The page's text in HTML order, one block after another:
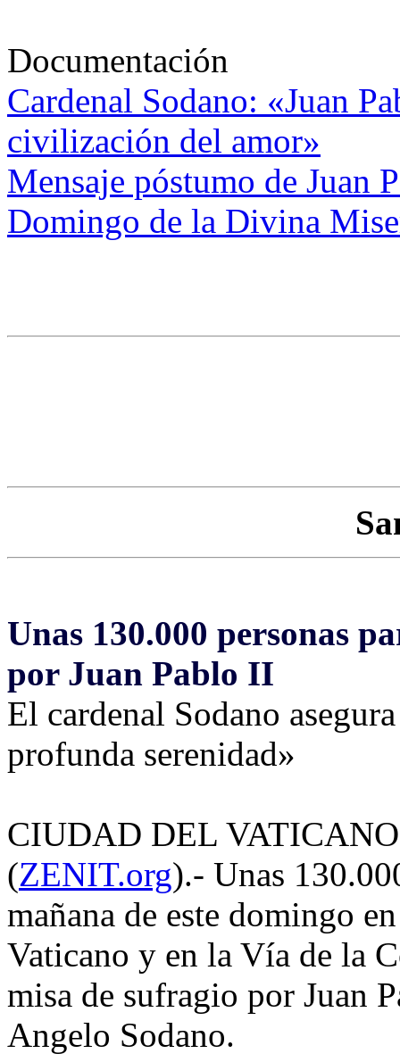
Documentación
Cardenal Sodano: «Juan
civilización del amor»
Mensaje póstumo de Juan
Domingo de la Divina
Unas 130.000 personas
por Juan Pablo II
El cardenal Sodano
profunda serenidad»
CIUDAD DEL
(ZENIT.org).- Unas
mañana de este domingo
Vaticano y en la Vía de la
misa de sufragio por Juan
Angelo Sodano.